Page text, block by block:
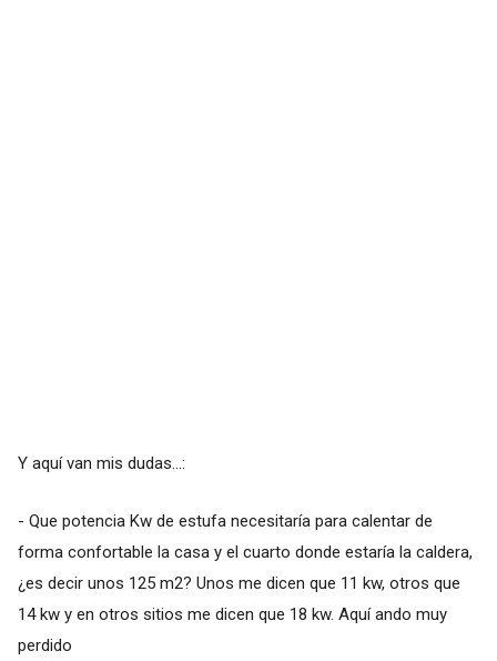
Y aquí van mis dudas...:
- Que potencia Kw de estufa necesitaría para calentar de
forma confortable la casa y el cuarto donde estaría la caldera,
¿es decir unos 125 m2? Unos me dicen que 11 kw, otros que
14 kw y en otros sitios me dicen que 18 kw. Aquí ando muy
perdido